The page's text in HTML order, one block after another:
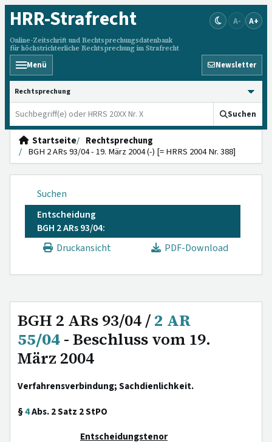
HRR-Strafrecht
Online-Zeitschrift und Rechtsprechungsdatenbank
für höchstrichterliche Rechtsprechung im Strafrecht
A- A+
Menü Newsletter
HRRS durchsuchen
Suchen
Startseite
Rechtsprechung
BGH 2 ARs 93/04 - 19. März 2004 (-) [= HRRS 2004 Nr. 388]
Suchen
Entscheidung
BGH 2 ARs 93/04:
Druckansicht
PDF-Download
BGH 2 ARs 93/04 /2 AR
55/04- Beschluss vom 19.
März 2004
Verfahrensverbindung; Sachdienlichkeit.
§4Abs. 2 Satz 2 StPO
Entscheidungstenor